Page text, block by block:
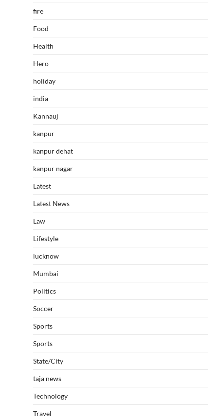
fire
Food
Health
Hero
holiday
india
Kannauj
kanpur
kanpur dehat
kanpur nagar
Latest
Latest News
Law
Lifestyle
lucknow
Mumbai
Politics
Soccer
Sports
Sports
State/City
taja news
Technology
Travel